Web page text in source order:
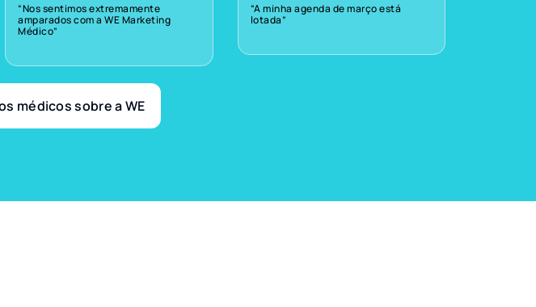
“Nos sentimos extremamente
amparados com a WE Marketing
Médico”
“A minha agenda de março está
lotada”
médicos sobre a WE